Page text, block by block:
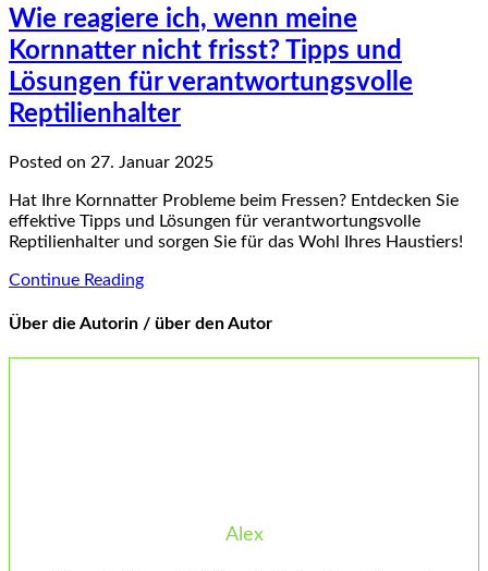
Wie reagiere ich, wenn meine
Kornnatter nicht frisst? Tipps und
Lösungen für verantwortungsvolle
Reptilienhalter
Posted on 27. Januar 2025
Hat Ihre Kornnatter Probleme beim Fressen? Entdecken Sie
effektive Tipps und Lösungen für verantwortungsvolle
Reptilienhalter und sorgen Sie für das Wohl Ihres Haustiers!
Continue Reading
Über die Autorin / über den Autor
Alex